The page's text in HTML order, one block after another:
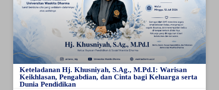
Keteladanan Hj. Khusniyah, S.Ag., M.Pd.I: Warisan
Keikhlasan, Pengabdian, dan Cinta bagi Keluarga serta
Dunia Pendidikan